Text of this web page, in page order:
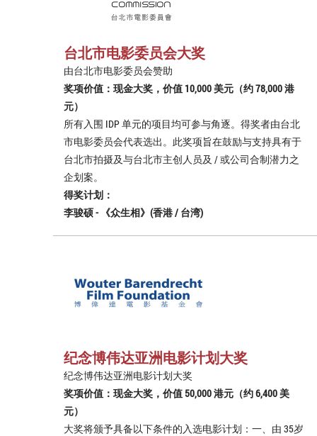
台北市电影委员会大奖
由台北市电影委员会赞助
奖项价值：现金大奖，价值 10,000 美元（约 78,000 港
元）
所有入围 IDP 单元的项目均可参与角逐。得奖者由台北
市电影委员会代表选出。此奖项旨在鼓励与支持具有于
台北市拍摄及与台北市主创人员及 / 或公司合制潜力之
企划案。
得奖计划：
李骏硕 - 《众生相》(香港 / 台湾)
纪念博伟达亚洲电影计划大奖
纪念博伟达亚洲电影计划大奖
奖项价值：现金大奖，价值 50,000 港元（约 6,400 美
元）
大奖将颁予具备以下条件的入选电影计划：一、由 35岁